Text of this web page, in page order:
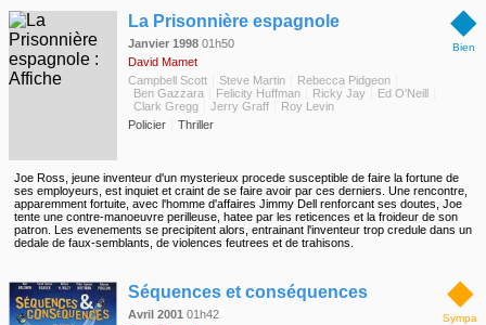
est prête à lui révéler l'identité du père qu'il n'a jamais connu, Victor espère obtenir enfin
les réponses aux questions qu'il se pose depuis si longtemps. Grâce à la complicité de
son copain Denny, tout aussi obsédé sexuel que lui, il se lie d'amitié avec le ravissant
médecin de sa mère : en discutant avec elle, Victor finit par croire qu'il a peut-être des
origines célestes... Du coup, est-il vraiment un bon à rien pathétique ou une sorte de
Messie venu sur Terre pour sauver l'humanité ?
◆
Bien
La Prisonnière espagnole
Janvier 1998 01h50
David Mamet
Campbell Scott
Steve Martin
Rebecca Pidgeon
Ben Gazzara
Felicity Huffman Ricky Jay
Ed O'Neill
Clark Gregg
Jerry Graff
Roy Levin
Policier
Thriller
Joe Ross, jeune inventeur d'un mysterieux procede susceptible de faire la fortune de
ses employeurs, est inquiet et craint de se faire avoir par ces derniers. Une rencontre,
apparemment fortuite, avec l'homme d'affaires Jimmy Dell renforcant ses doutes, Joe
tente une contre-manoeuvre perilleuse, hatee par les reticences et la froideur de son
patron. Les evenements se precipitent alors, entrainant l'inventeur trop credule dans un
dedale de faux-semblants, de violences feutrees et de trahisons.
◆
Sympa
Séquences et conséquences
Avril 2001 01h42